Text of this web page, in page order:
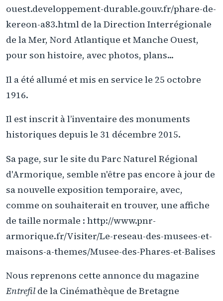
ouest.developpement-durable.gouv.fr/phare-de-
kereon-a83.html de la Direction Interrégionale
de la Mer, Nord Atlantique et Manche Ouest,
pour son histoire, avec photos, plans...
Il a été allumé et mis en service le 25 octobre
1916.
Il est inscrit à l’inventaire des monuments
historiques depuis le 31 décembre 2015.
Sa page, sur le site du Parc Naturel Régional
d'Armorique, semble n'être pas encore à jour de
sa nouvelle exposition temporaire, avec,
comme on souhaiterait en trouver, une affiche
de taille normale : http://www.pnr-
armorique.fr/Visiter/Le-reseau-des-musees-et-
maisons-a-themes/Musee-des-Phares-et-Balises
Nous reprenons cette annonce du magazine
Entrefil de la Cinémathèque de Bretagne